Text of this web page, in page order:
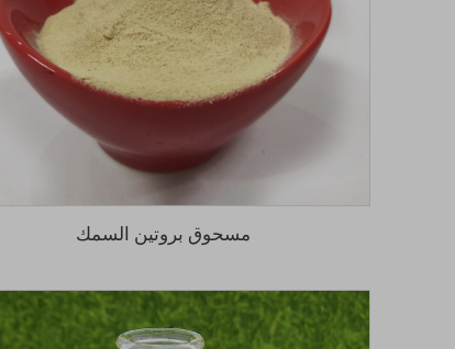
مسحوق بروتين السمك